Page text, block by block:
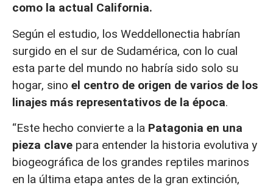
como la actual California.
Según el estudio, los Weddellonectia habrían
surgido en el sur de Sudamérica, con lo cual
esta parte del mundo no habría sido solo su
hogar, sino el centro de origen de varios de los
linajes más representativos de la época.
“Este hecho convierte a la Patagonia en una
pieza clave para entender la historia evolutiva y
biogeográfica de los grandes reptiles marinos
en la última etapa antes de la gran extinción,